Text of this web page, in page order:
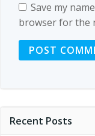
Save my
browser for the
Recent Posts